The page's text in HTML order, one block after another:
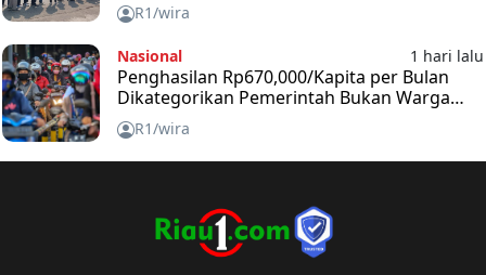
R1/wira
Nasional 1 hari lalu
Penghasilan Rp670,000/Kapita per Bulan
Dikategorikan Pemerintah Bukan Warga
Miskin
R1/wira